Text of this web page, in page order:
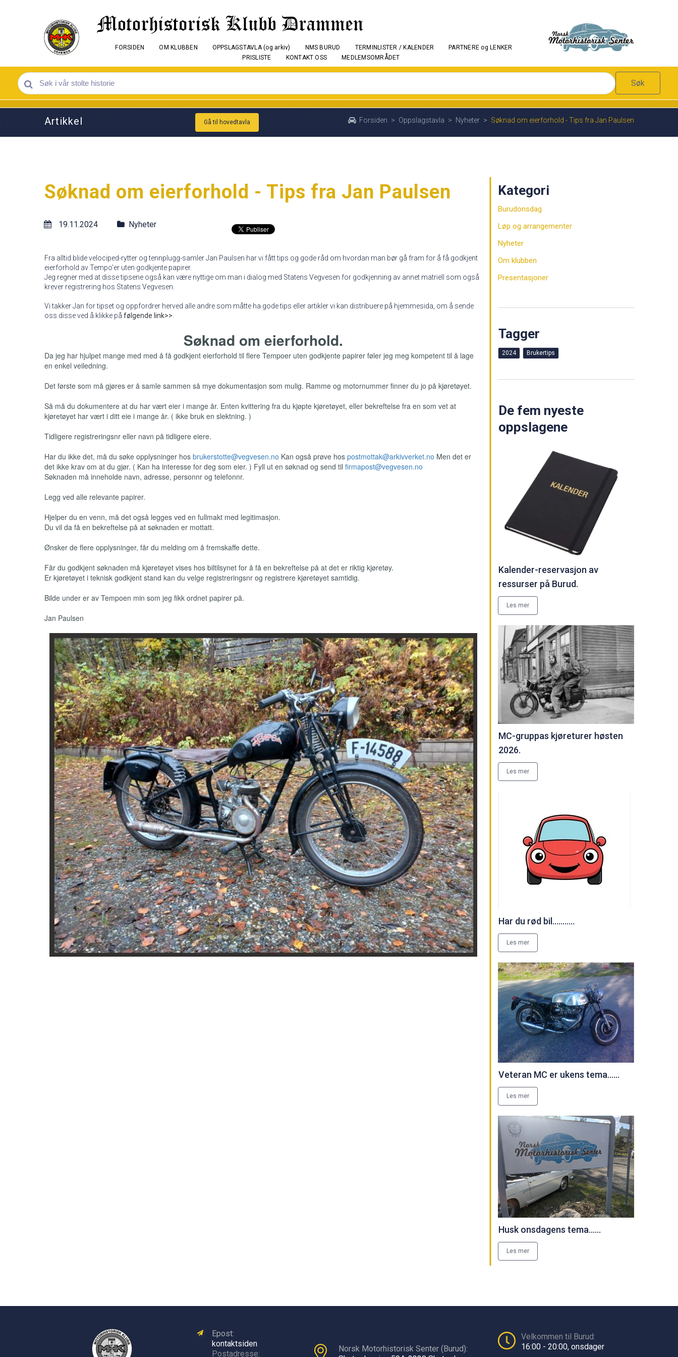
FORSIDEN OM KLUBBEN OPPSLAGSTAVLA (og arkiv) NMS BURUD TERMINLISTER / KALENDER
PARTNERE og LENKER
PRISLISTE
KONTAKT OSS MEDLEMSOMRÅDET
Søk
Artikkel Gå til hovedtavla Forsiden > Oppslagstavla > Nyheter > Søknad om eierforhold - Tips fra Jan Paulsen
Søknad om eierforhold - Tips fra Jan Paulsen
19.11.2024 Nyheter
Fra alltid blide velociped-rytter og tennplugg-samler Jan Paulsen har vi fått tips og gode råd om hvordan man bør gå fram for å få godkjent
eierforhold av Tempo'er uten godkjente papirer.
Jeg regner med at disse tipsene også kan være nyttige om man i dialog med Statens Vegvesen for godkjenning av annet matriell som også
krever registrering hos Statens Vegvesen.
Vi takker Jan for tipset og oppfordrer herved alle andre som måtte ha gode tips eller artikler vi kan distribuere på hjemmesida, om å sende
oss disse ved å klikke på følgende link>>
Søknad om eierforhold.
Da jeg har hjulpet mange med med å få godkjent eierforhold til flere Tempoer uten godkjente papirer føler jeg meg kompetent til å lage
en enkel veiledning.
Det første som må gjøres er å samle sammen så mye dokumentasjon som mulig. Ramme og motornummer finner du jo på kjøretøyet.
Så må du dokumentere at du har vært eier i mange år. Enten kvittering fra du kjøpte kjøretøyet, eller bekreftelse fra en som vet at
kjøretøyet har vært i ditt eie i mange år. ( ikke bruk en slektning. )
Tidligere registreringsnr eller navn på tidligere eiere.
Har du ikke det, må du søke opplysninger hos brukerstotte@vegvesen.no Kan også prøve hos postmottak@arkivverket.no Men det er
det ikke krav om at du gjør. ( Kan ha interesse for deg som eier. ) Fyll ut en søknad og send til firmapost@vegvesen.no
Søknaden må inneholde navn, adresse, personnr og telefonnr.
Legg ved alle relevante papirer.
Hjelper du en venn, må det også legges ved en fullmakt med legitimasjon.
Du vil da få en bekreftelse på at søknaden er mottatt.
Ønsker de flere opplysninger, får du melding om å fremskaffe dette.
Får du godkjent søknaden må kjøretøyet vises hos biltilsynet for å få en bekreftelse på at det er riktig kjøretøy.
Er kjøretøyet i teknisk godkjent stand kan du velge registreringsnr og registrere kjøretøyet samtidig.
Bilde under er av Tempoen min som jeg fikk ordnet papirer på.
Jan Paulsen
Kategori
Burudonsdag
Løp og arrangementer
Nyheter
Om klubben
Presentasjoner
Tagger
2024 Brukertips
De fem nyeste
oppslagene
Kalender-reservasjon av
ressurser på Burud.
Les mer
MC-gruppas kjøreturer høsten
2026.
Les mer
Har du rød bil...........
Les mer
Veteran MC er ukens tema......
Les mer
Husk onsdagens tema......
Les mer
Epost:
kontaktsiden
Postadresse:
Norsk Motorhistorisk Senter (Burud):
Velkommen til Burud:
16:00 - 20:00, onsdager